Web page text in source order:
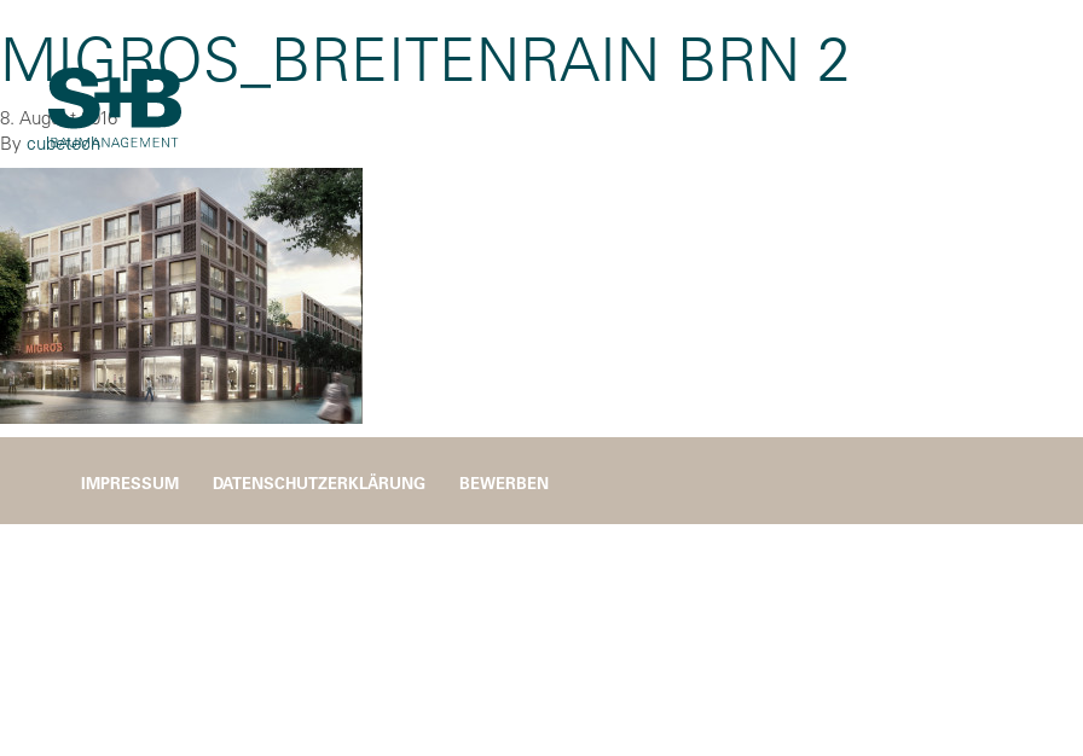
MIGROS_BREITENRAIN BRN 2
8. August 2016
By cubetech
IMPRESSUM DATENSCHUTZERKLÄRUNG BEWERBEN